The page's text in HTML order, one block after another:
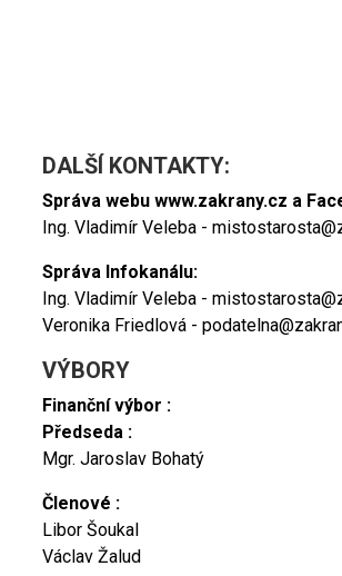
DALŠÍ KONTAKTY:
Správa webu www.zakrany.cz a
Ing. Vladimír Veleba -
Správa Infokanálu:
Ing. Vladimír Veleba -
Veronika Friedlová -
VÝBORY
Finanční výbor :
Předseda :
Mgr. Jaroslav Bohatý
Členové :
Libor Šoukal
Václav Žalud